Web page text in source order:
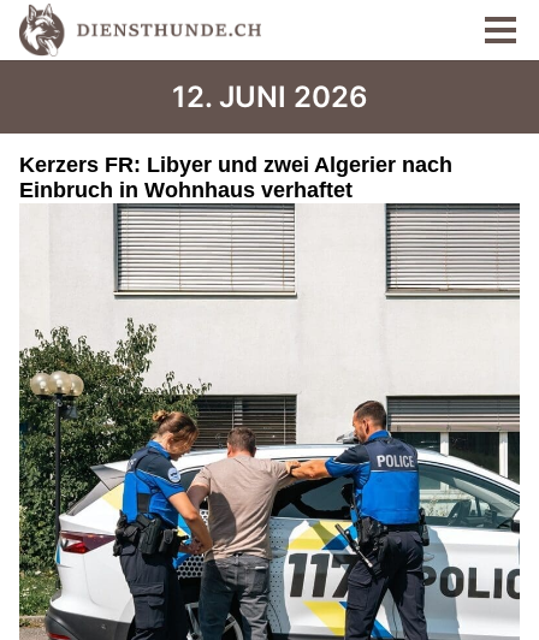
12. JUNI 2026
Kerzers FR: Libyer und zwei Algerier nach
Einbruch in Wohnhaus verhaftet